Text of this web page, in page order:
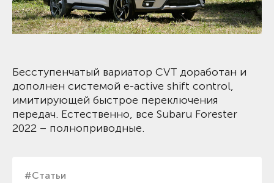
#Статьи
Бесступенчатый вариатор CVT доработан и
дополнен системой e-active shift control,
имитирующей быстрое переключения
передач. Естественно, все Subaru Forester
2022 – полноприводные.